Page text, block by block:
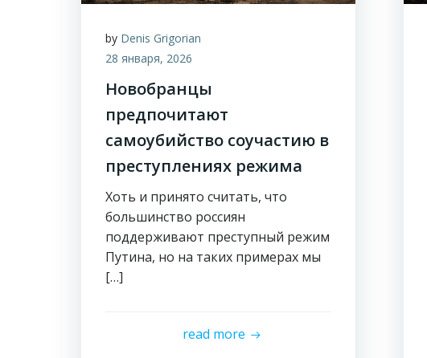
by Denis Grigorian
28 января, 2026
Новобранцы
предпочитают
самоубийство соучастию в
преступлениях режима
Хоть и принято считать, что
большинство россиян
поддерживают преступный режим
Путина, но на таких примерах мы
[…]
read more